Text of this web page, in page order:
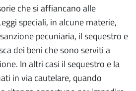
che si affiancano alle
speciali, in alcune materie,
pecuniaria, il sequestro e
dei beni che sono serviti a
In altri casi il sequestro e la
in via cautelare, quando